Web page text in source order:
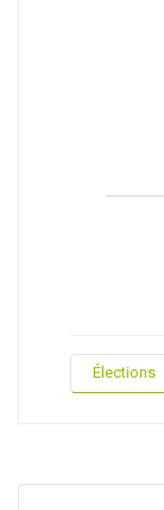
Élections